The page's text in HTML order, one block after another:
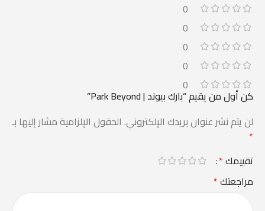
0
0
0
0
0
كن أول من يقيم “بارك بيوند | Park Beyond”
لن يتم نشر عنوان بريدك الإلكتروني. الحقول الإلزامية مشار إليها بـ
*
تقييمك*
مراجعتك*